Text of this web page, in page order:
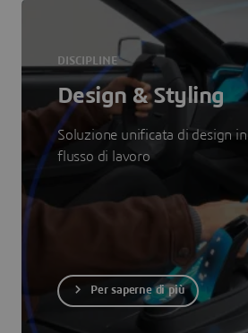
DISCIPLINE
Design & Styling
Soluzione unificata di design
flusso di lavoro
Per saperne di più